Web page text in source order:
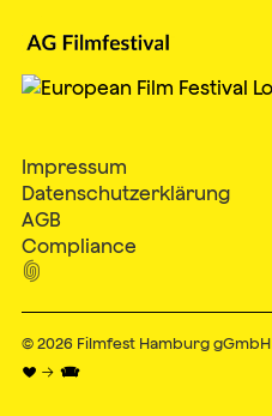
Impressum
Datenschutzerklärung
AGB
Compliance

© 2026 Filmfest Hamburg gGmbH
♥ → 